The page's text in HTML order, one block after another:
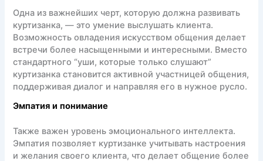
Одна из важнейших черт, которую должна развивать
куртизанка, — это умение выслушать клиента.
Возможность овладения искусством общения делает
встречи более насыщенными и интересными. Вместо
стандартного “уши, которые только слушают”
куртизанка становится активной участницей общения,
поддерживая диалог и направляя его в нужное русло.
Эмпатия и понимание
Также важен уровень эмоционального интеллекта.
Эмпатия позволяет куртизанке учитывать настроения
и желания своего клиента, что делает общение более